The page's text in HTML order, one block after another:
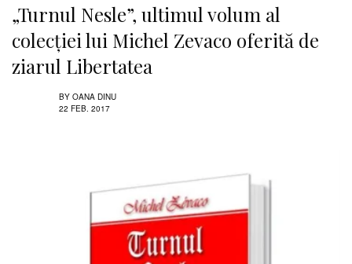
„Turnul Nesle”, ultimul volum al
colecției lui Michel Zevaco oferită de
ziarul Libertatea
BY OANA DINU
22 FEB. 2017